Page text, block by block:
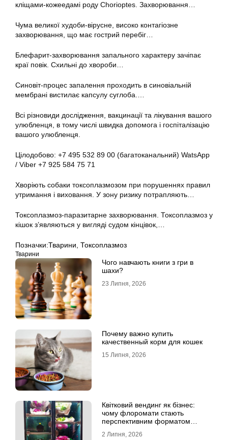
кліщами-кожеедамі роду Chorioptes. Захворювання…
Чума великої худоби-вірусне, високо контагіозне
захворювання, що має гострий перебіг…
Блефарит-захворювання запального характеру зачіпає
краї повік. Схильні до хвороби…
Синовіт-процес запалення проходить в синовіальній
мембрані вистилає капсулу суглоба.…
Всі різновиди дослідження, вакцинації та лікування вашого
улюбленця, в тому числі швидка допомога і госпіталізацію
вашого улюбленця.
Цілодобово: +7 495 532 89 00 (багатоканальний) WatsApp
/ Viber +7 925 584 75 71
Хворіють собаки токсоплазмозом при порушеннях правил
утримання і виховання. У зону ризику потрапляють…
Токсоплазмоз-паразитарне захворювання. Токсоплазмоз у
кішок з’являються у вигляді судом кінцівок,…
Позначки:Тварини Токсоплазмоз
Тварини
Чого навчають книги з гри в
шахи?
23 Липня, 2026
Почему важно купить
качественный корм для кошек
15 Липня, 2026
Квітковий вендинг як бізнес:
чому флоромати стають
перспективним форматом
2 Липня, 2026